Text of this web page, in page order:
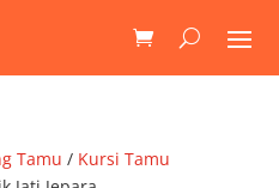
Tamu / Kursi Tamu